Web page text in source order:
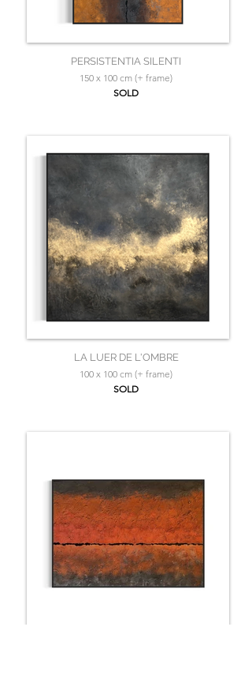
PERSISTENTIA SILENTI
150 x 100 cm (+ frame)
SOLD
LA LUER DE L'OMBRE
100 x 100 cm (+ frame)
SOLD